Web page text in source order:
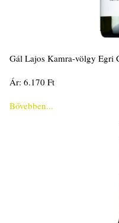
Gál Lajos Kamra-völgy Egri
Ár: 6.170 Ft
Bővebben...